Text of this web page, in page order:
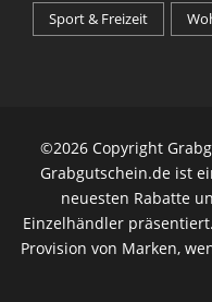
Sport & Freizeit
©2026 Copyright
Grabgutschein.de ist
neuesten Rabatte
Einzelhändler
Provision von Marken,